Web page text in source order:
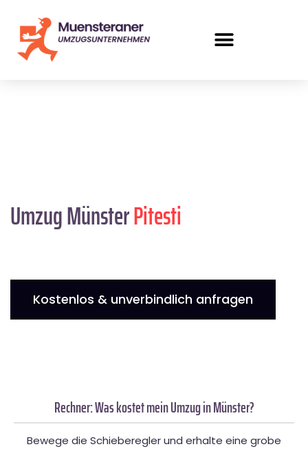
Umzug MünsterPitesti
Kostenlos & unverbindlich anfragen
Rechner: Was kostet mein Umzug in Münster?
Bewege die Schieberegler und erhalte eine grobe